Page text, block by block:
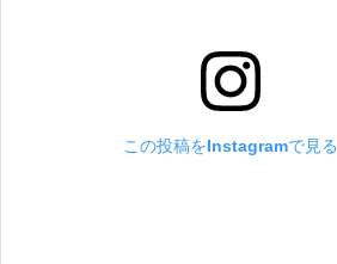
この投稿をInstagramで見る